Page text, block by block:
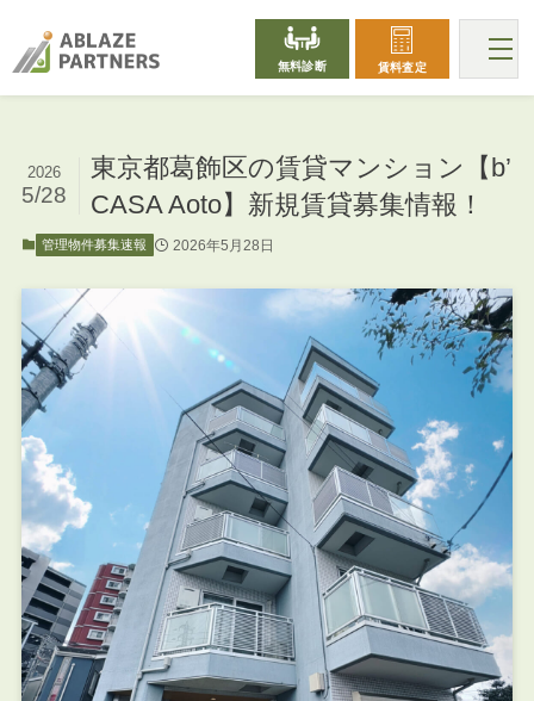
無料診断 賃料査定
東京都葛飾区の賃貸マンション【b’
CASA Aoto】新規賃貸募集情報！
2026
5/28
管理物件募集速報 2026年5月28日